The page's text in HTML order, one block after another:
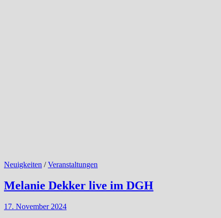
Neuigkeiten /Veranstaltungen
Melanie Dekker live im DGH
17. November 2024